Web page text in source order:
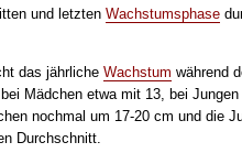
und letzten Wachstumsphase
das jährliche Wachstum während
Mädchen etwa mit 13, bei
nochmal um 17-20 cm und die
Durchschnitt.